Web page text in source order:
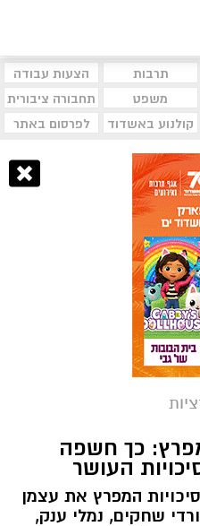
תרבות
הצעות עבודה
משפט
תחבורה ציבורית
קולנוע באשדוד לפרסום באתר
כך חשפה
העושר
המפרץ את עצמן
שחקים, נמלי ענק,